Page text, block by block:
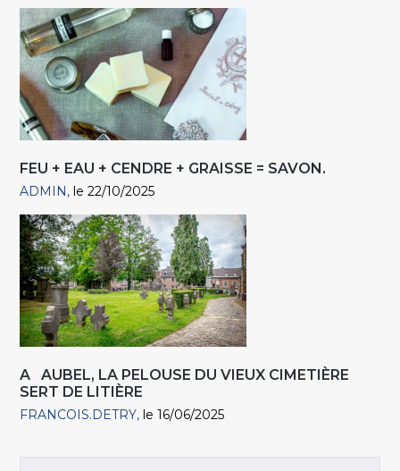
FEU + EAU + CENDRE + GRAISSE = SAVON.
ADMIN le 22/10/2025
A AUBEL, LA PELOUSE DU VIEUX CIMETIÈRE
SERT DE LITIÈRE
FRANCOIS.DETRY le 16/06/2025